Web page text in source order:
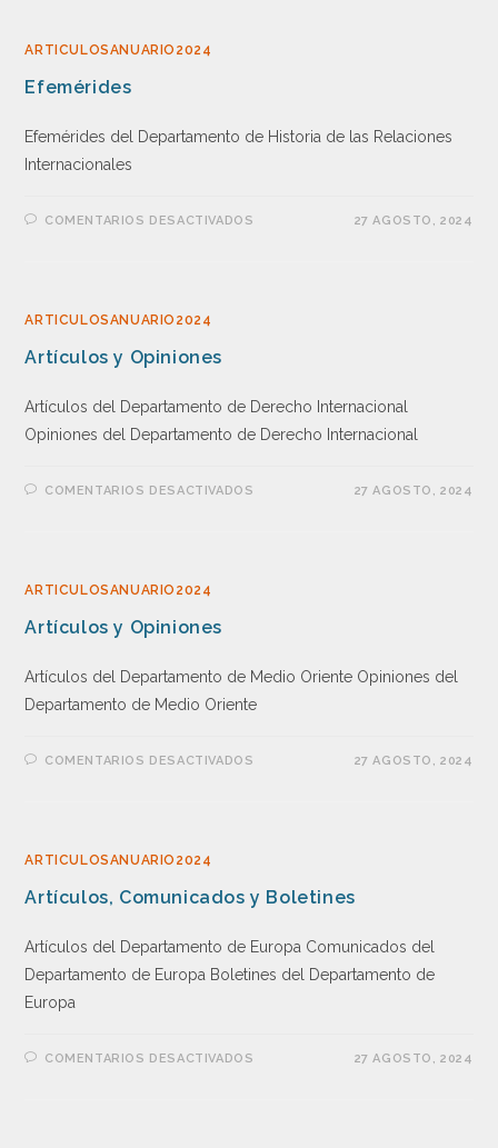
ARTICULOSANUARIO2024
Efemérides
Efemérides del Departamento de Historia de las Relaciones
Internacionales
COMENTARIOS DESACTIVADOS 27 AGOSTO, 2024
ARTICULOSANUARIO2024
Artículos y Opiniones
Artículos del Departamento de Derecho Internacional
Opiniones del Departamento de Derecho Internacional
COMENTARIOS DESACTIVADOS 27 AGOSTO, 2024
ARTICULOSANUARIO2024
Artículos y Opiniones
Artículos del Departamento de Medio Oriente Opiniones del
Departamento de Medio Oriente
COMENTARIOS DESACTIVADOS 27 AGOSTO, 2024
ARTICULOSANUARIO2024
Artículos, Comunicados y Boletines
Artículos del Departamento de Europa Comunicados del
Departamento de Europa Boletines del Departamento de
Europa
COMENTARIOS DESACTIVADOS 27 AGOSTO, 2024